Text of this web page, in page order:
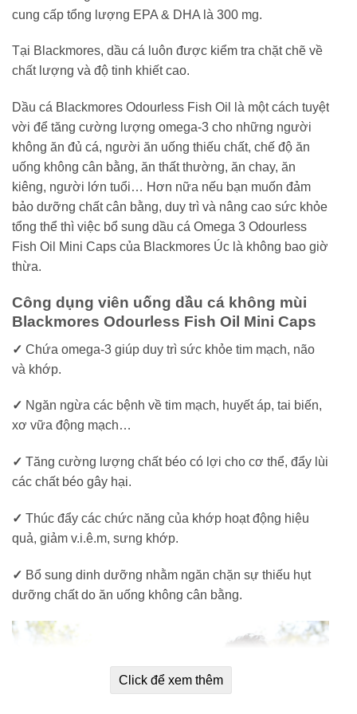
cung cấp tổng lượng EPA & DHA là 300 mg.
Tại Blackmores, dầu cá luôn được kiểm tra chặt chẽ về
chất lượng và độ tinh khiết cao.
Dầu cá Blackmores Odourless Fish Oil là một cách tuyệt
vời để tăng cường lượng omega-3 cho những người
không ăn đủ cá, người ăn uống thiếu chất, chế độ ăn
uống không cân bằng, ăn thất thường, ăn chay, ăn
kiêng, người lớn tuổi… Hơn nữa nếu bạn muốn đảm
bảo dưỡng chất cân bằng, duy trì và nâng cao sức khỏe
tổng thể thì việc bổ sung dầu cá Omega 3 Odourless
Fish Oil Mini Caps của Blackmores Úc là không bao giờ
thừa.
Công dụng viên uống dầu cá không mùi
Blackmores Odourless Fish Oil Mini Caps
✓ Chứa omega-3 giúp duy trì sức khỏe tim mạch, não
và khớp.
✓ Ngăn ngừa các bệnh về tim mạch, huyết áp, tai biến,
xơ vữa động mạch…
✓ Tăng cường lượng chất béo có lợi cho cơ thể, đẩy lùi
các chất béo gây hại.
✓ Thúc đẩy các chức năng của khớp hoạt động hiệu
quả, giảm v.i.ê.m, sưng khớp.
✓ Bổ sung dinh dưỡng nhằm ngăn chặn sự thiếu hụt
dưỡng chất do ăn uống không cân bằng.
Click để xem thêm